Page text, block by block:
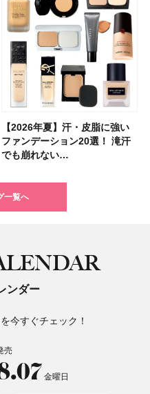
【2026年夏】汗・皮脂に強い
ファンデーション20選！ 滝汗
でも崩れない…
【コスメデコルテ】ブランド最
高峰ラインから新作エイジング
ケアクリーム「A…
【崩れないフェイスパウダーの
塗り方】ブラシ？パフ？ 肌質
別メイクHOW …
【クリスマスコフレ2026】
BAUM（バウム）が誘う静寂の
香りの世界へ。…
【おすすめダイエットサプリ８
選】食べすぎた日をサポート！
選び方＆糖質・脂…
【2026年】最新トレンド「ボ
ブ」13種類を徹底解説！ 定番
＆人気の髪型…
【無印良品】スキンケア×衣料
素材の最強タッグで実現！ 着
るだけで保湿でき…
【スック2026新作】秋コレク
ションを全品スウォッチ&イエ
ベブルベ分け！
一覧へ
ンダー
今すぐチェック！
売
金曜日